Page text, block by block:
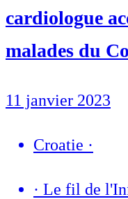
cardiologue
malades du
11 janvier 2023
Croatie ·
· Le fil de